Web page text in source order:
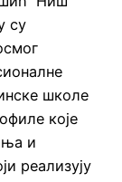
су
школе
које
и
реализују